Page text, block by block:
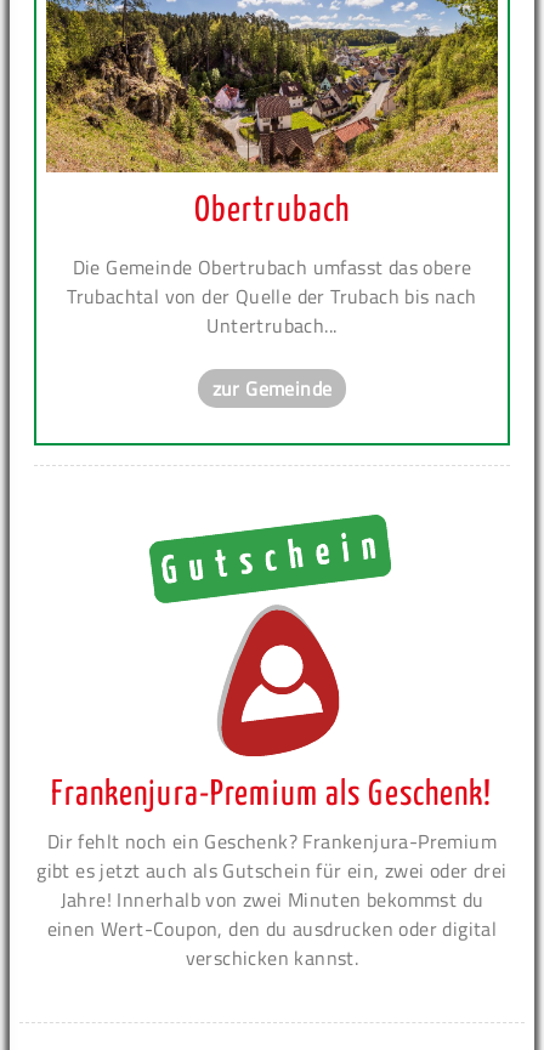
Obertrubach
Die Gemeinde Obertrubach umfasst das obere
Trubachtal von der Quelle der Trubach bis nach
Untertrubach...
zur Gemeinde
Frankenjura-Premium als Geschenk!
Dir fehlt noch ein Geschenk? Frankenjura-Premium
gibt es jetzt auch als Gutschein für ein, zwei oder drei
Jahre! Innerhalb von zwei Minuten bekommst du
einen Wert-Coupon, den du ausdrucken oder digital
verschicken kannst.